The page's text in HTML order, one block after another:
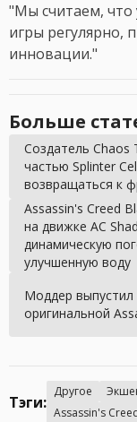
"Мы считаем, что
игры регулярно,
инновации."
Больше
Создатель Chaos
частью Splinter
возвращаться к
Assassin's Creed
на движке AC
динамическую
улучшенную воду
Моддер выпустил
оригинальной
Тэги:
Другое
Assassin's